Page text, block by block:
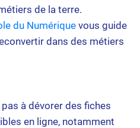
de la terre.
du Numérique vous guide
dans des métiers
à dévorer des fiches
en ligne, notamment